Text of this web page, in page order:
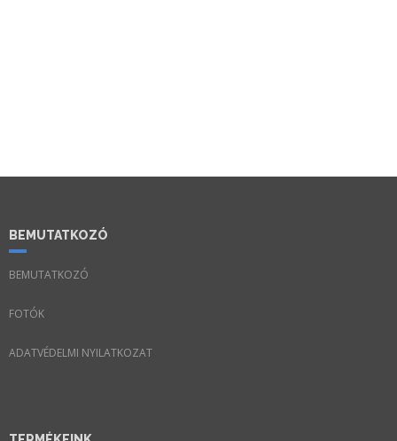
BEMUTATKOZÓ
BEMUTATKOZÓ
FOTÓK
ADATVÉDELMI NYILATKOZAT